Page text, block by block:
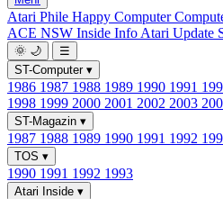
Atari Phile Happy Computer
ACE NSW Inside Info Atari Update
🌞 🌙
☰
ST-Computer ▾
1986 1987 1988 1989 1990 1991
1998 1999 2000 2001 2002 2003
ST-Magazin ▾
1987 1988 1989 1990 1991 1992
TOS ▾
1990 1991 1992 1993
Atari Inside ▾